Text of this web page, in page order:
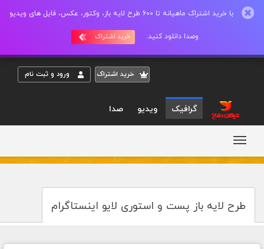
با خرید اشتراک ماهیانه تا 600 طرح لایه باز، وکتور، عکس، فایل های ویدیو
وصدا دانلود کنید. خرید اشتراک
خريد اشتراک ورود و ثبت نام
گرافیک ویدیو صدا
طرح لایه باز پست و استوری لایو اینستاگرام